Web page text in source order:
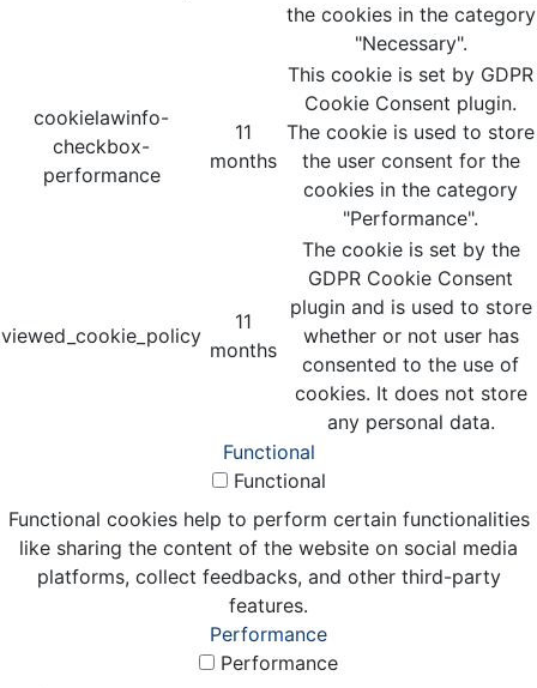
the cookies in the category
"Necessary".
cookielawinfo-
checkbox-
performance
11
months
This cookie is set by GDPR
Cookie Consent plugin.
The cookie is used to store
the user consent for the
cookies in the category
"Performance".
viewed_cookie_policy
11
months
The cookie is set by the
GDPR Cookie Consent
plugin and is used to store
whether or not user has
consented to the use of
cookies. It does not store
any personal data.
Functional
Functional
Functional cookies help to perform certain functionalities
like sharing the content of the website on social media
platforms, collect feedbacks, and other third-party
features.
Performance
Performance